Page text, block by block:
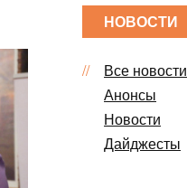
НОВОСТИ
Все новости
Анонсы
Новости
Дайджесты